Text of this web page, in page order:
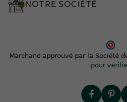
NOTRE SOCIÉTÉ
Marchand approuvé par la Société
pour